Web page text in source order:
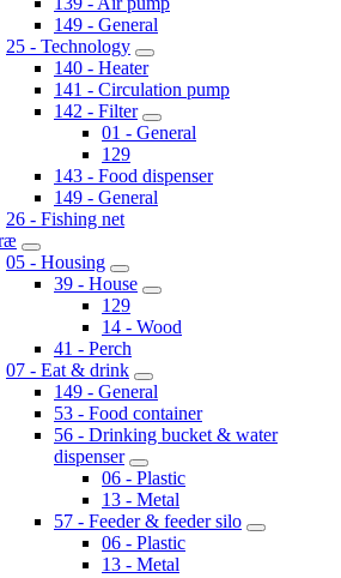
149 - General
25 - Technology
140 - Heater
141 - Circulation pump
142 - Filter
01 - General
129
143 - Food dispenser
149 - General
26 - Fishing net
05 - Housing
39 - House
129
14 - Wood
41 - Perch
07 - Eat & drink
149 - General
53 - Food container
56 - Drinking bucket & water
dispenser
06 - Plastic
13 - Metal
57 - Feeder & feeder silo
06 - Plastic
13 - Metal